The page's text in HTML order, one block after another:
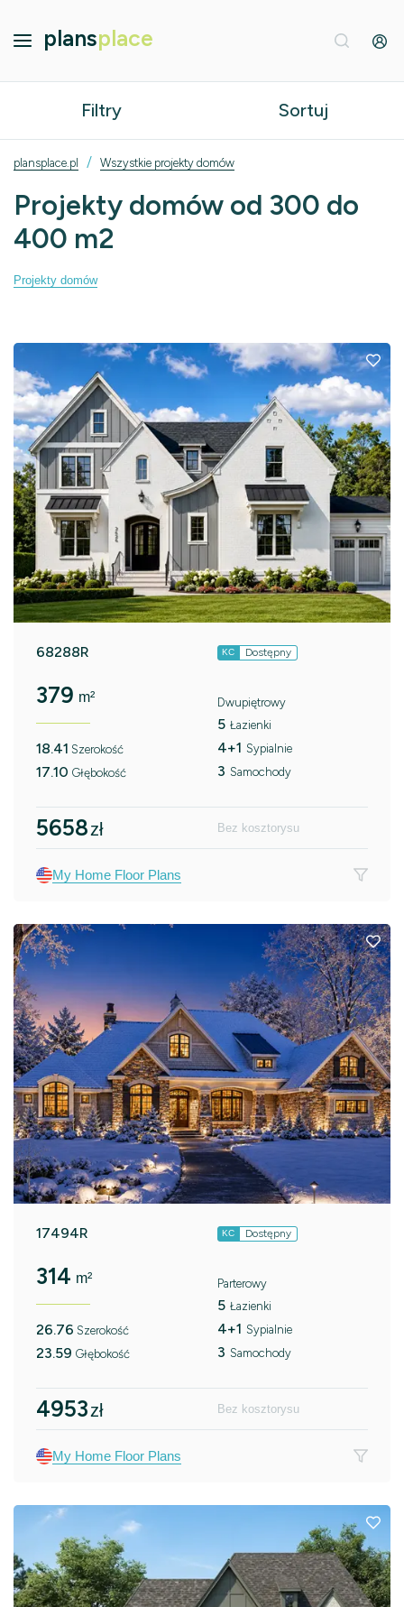
plansplace
Filtry Sortuj
plansplace.pl / Wszystkie projekty domów
Projekty domów od 300 do
400 m2
Projekty domów
68288R KC Dostępny
379 m²
18.41 Szerokość
17.10 Głębokość
Dwupiętrowy
5 Łazienki
4+1 Sypialnie
3 Samochody
5658zł Bez kosztorysu
My Home Floor Plans
17494R KC Dostępny
314 m²
26.76 Szerokość
23.59 Głębokość
Parterowy
5 Łazienki
4+1 Sypialnie
3 Samochody
4953zł Bez kosztorysu
My Home Floor Plans